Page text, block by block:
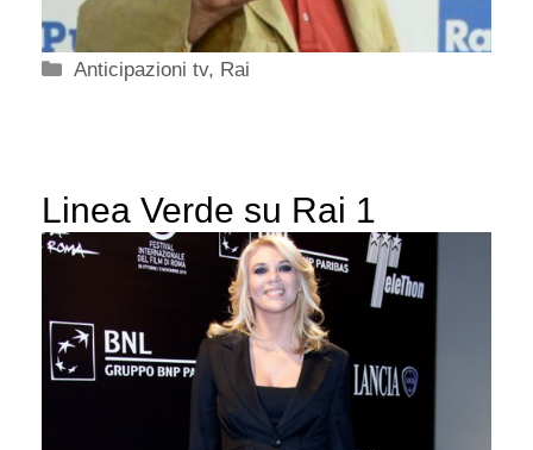
Categorie
Anticipazioni tv, Rai
Linea Verde su Rai 1